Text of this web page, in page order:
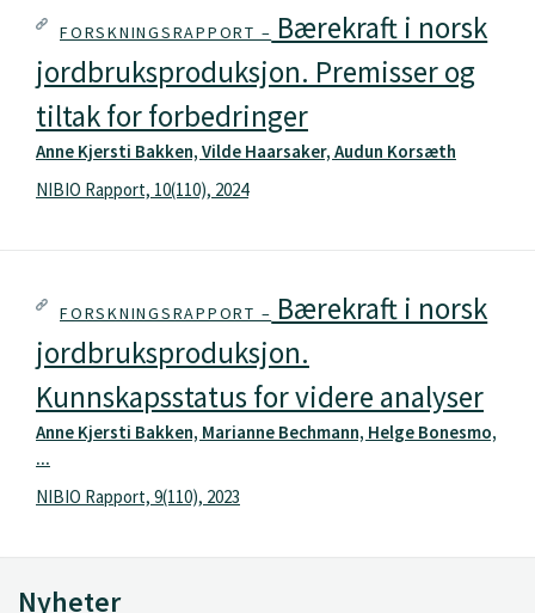
FORSKNINGSRAPPORT – Bærekraft i norsk
jordbruksproduksjon. Premisser og
tiltak for forbedringer
Anne Kjersti Bakken, Vilde Haarsaker, Audun Korsæth
NIBIO Rapport, 10(110), 2024
FORSKNINGSRAPPORT – Bærekraft i norsk
jordbruksproduksjon.
Kunnskapsstatus for videre analyser
Anne Kjersti Bakken, Marianne Bechmann, Helge Bonesmo,
...
NIBIO Rapport, 9(110), 2023
Nyheter